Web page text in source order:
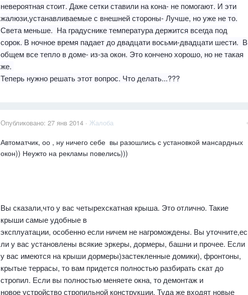
невероятная стоит. Даже сетки ставили на кона- не помогают. И эти
жалюзи,устанавливаемые с внешней стороны- Лучше, но уже не то.
Света меньше. На градуснике температура держится всегда под
сорок. В ночное время падает до двадцати восьми-двадцати шести. В
общем все тепло в доме- из-за окон. Это кончено хорошо, но не такая
же.
Теперь нужно решать этот вопрос. Что делать...???
Опубликовано: 27 янв 2014 · Жалоба
Автоматчик, оо , ну ничего себе вы разошлись с установкой мансардных
окон)) Неужто на рекламы повелись)))
Вы сказали,что у вас четырехскатная крыша. Это отлично. Такие
крыши самые удобные в
эксплуатации, особенно если ничем не нагромождены. Вы уточните,ес
ли у вас установлены всякие эркеры, дормеры, башни и прочее. Если
у вас имеются на крыши дормеры)застекленные домики), фронтоны,
крытые террасы, то вам придется полностью разбирать скат до
стропил. Если вы полностью меняете окна, то демонтаж и
новое устройство стропильной конструкции. Туда же входят новые